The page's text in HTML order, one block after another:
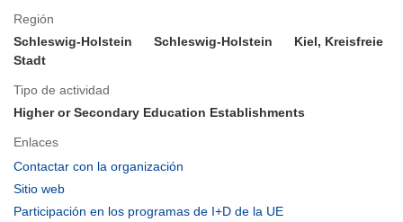
Región
Schleswig-Holstein
Schleswig-Holstein
Kiel, Kreisfreie
Stadt
Tipo de actividad
Higher or Secondary Education Establishments
Enlaces
Contactar con la organización
en
Sitio web
abrirá
Participación en los programas de I+D de la UE